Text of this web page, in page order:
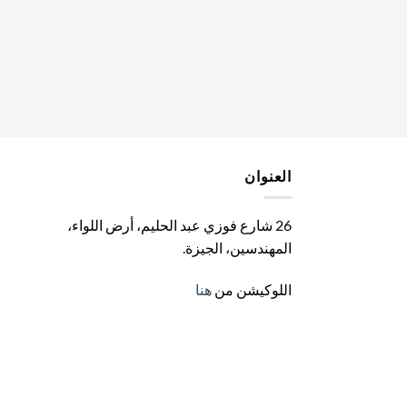
العنوان
26 شارع فوزي عبد الحليم، أرض اللواء،
المهندسين، الجيزة.
اللوكيشن من هنا